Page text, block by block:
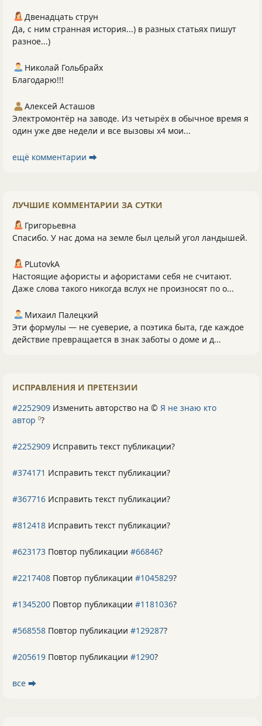
Двенадцать струн
Да, с ним странная история...) в разных статьях пишут
разное...)
Николай Гольбрайх
Благодарю!!!
Алексей Асташов
Электромонтёр на заводе. Из четырёх в обычное время я
один уже две недели и все вызовы х4 мои...
ещё комментарии ⮕
ЛУЧШИЕ КОММЕНТАРИИ ЗА СУТКИ
Григорьевна
Спасибо. У нас дома на земле был целый угол ландышей.
PLutоvkА
Настоящие афористы и афористами себя не считают.
Даже слова такого никогда вслух не произносят по о...
Михаил Палецкий
Эти формулы — не суеверие, а поэтика быта, где каждое
действие превращается в знак заботы о доме и д...
ИСПРАВЛЕНИЯ И ПРЕТЕНЗИИ
#2252909 Изменить авторство на © Я не знаю кто
автор 0?
#2252909 Исправить текст публикации?
#374171 Исправить текст публикации?
#367716 Исправить текст публикации?
#812418 Исправить текст публикации?
#623173 Повтор публикации #66846?
#2217408 Повтор публикации #1045829?
#1345200 Повтор публикации #1181036?
#568558 Повтор публикации #129287?
#205619 Повтор публикации #1290?
все ⮕